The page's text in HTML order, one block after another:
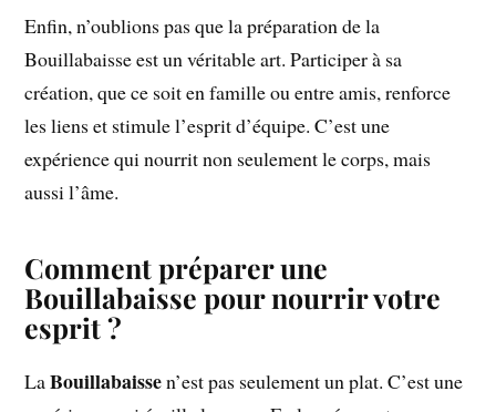
Enfin, n’oublions pas que la préparation de la
Bouillabaisse est un véritable art. Participer à sa
création, que ce soit en famille ou entre amis, renforce
les liens et stimule l’esprit d’équipe. C’est une
expérience qui nourrit non seulement le corps, mais
aussi l’âme.
Comment préparer une
Bouillabaisse pour nourrir votre
esprit ?
LaBouillabaissen’est pas seulement un plat. C’est une